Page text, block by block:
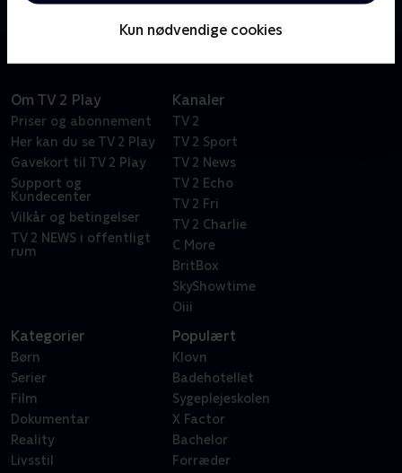
Kun nødvendige cookies
masse loppefund i håbet om at tjene flest penge.
Om TV 2 Play
Priser og abonnement
Her kan du se TV 2 Play
Gavekort til TV 2 Play
Support og
Kundecenter
Vilkår og betingelser
TV 2 NEWS i offentligt
rum
Kanaler
TV 2
TV 2 Sport
TV 2 News
TV 2 Echo
TV 2 Fri
TV 2 Charlie
C More
BritBox
SkyShowtime
Oiii
Kategorier
Børn
Serier
Film
Dokumentar
Reality
Livsstil
Populært
Klovn
Badehotellet
Sygeplejeskolen
X Factor
Bachelor
Forræder